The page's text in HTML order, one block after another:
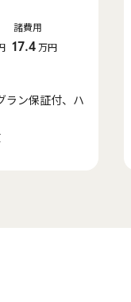
諸費用
17.4万円
ラン保証付、ハ